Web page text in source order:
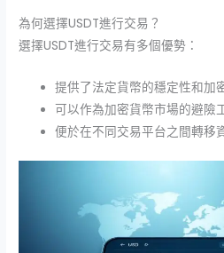
為何選擇USDT進行交易？
選擇USDT進行交易有多個優勢：
提供了法定貨幣的穩定性和加
可以作為加密貨幣市場的避險
便於在不同交易平台之間轉移